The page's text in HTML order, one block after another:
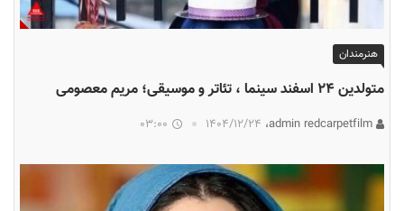
هنرمندان
متولدین ۲۴ اسفند سینما ، تئاتر و موسیقی؛ مریم معصومی
۱۴۰۴/۱۲/۲۴ 03:00